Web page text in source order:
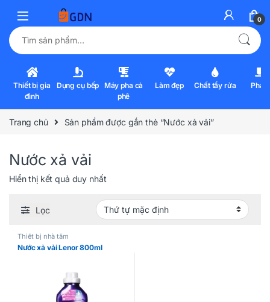
0
Tìm kiếm:
Thiết bị gia
đình
Dụng cụ bếp Máy pha cà
phê
Làm đẹp Chất tẩy rửa Pha
Trang chủ Sản phẩm được gắn thẻ “Nước xả vải”
Nước xả vải
Hiển thị kết quả duy nhất
Lọc
Thiết bị nhà tắm
Nước xả vải Lenor 800ml